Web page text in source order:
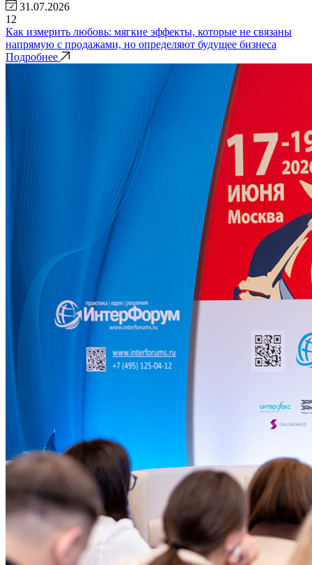
31.07.2026
12
Как измерить любовь: мягкие эффекты, которые не связаны
напрямую с продажами, но определяют будущее бизнеса
Подробнее